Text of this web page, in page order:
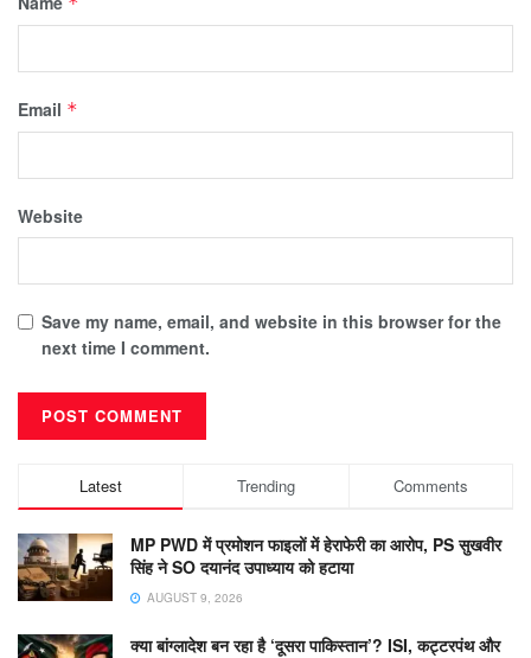
Email *
Website
Save my name, email, and website in this browser for the
next time I comment.
Latest Trending Comments
MP PWD में प्रमोशन फाइलों में हेराफेरी का आरोप, PS सुखवीर
सिंह ने SO दयानंद उपाध्याय को हटाया
AUGUST 9, 2026
क्या बांग्लादेश बन रहा है ‘दूसरा पाकिस्तान’? ISI, कट्टरपंथ और